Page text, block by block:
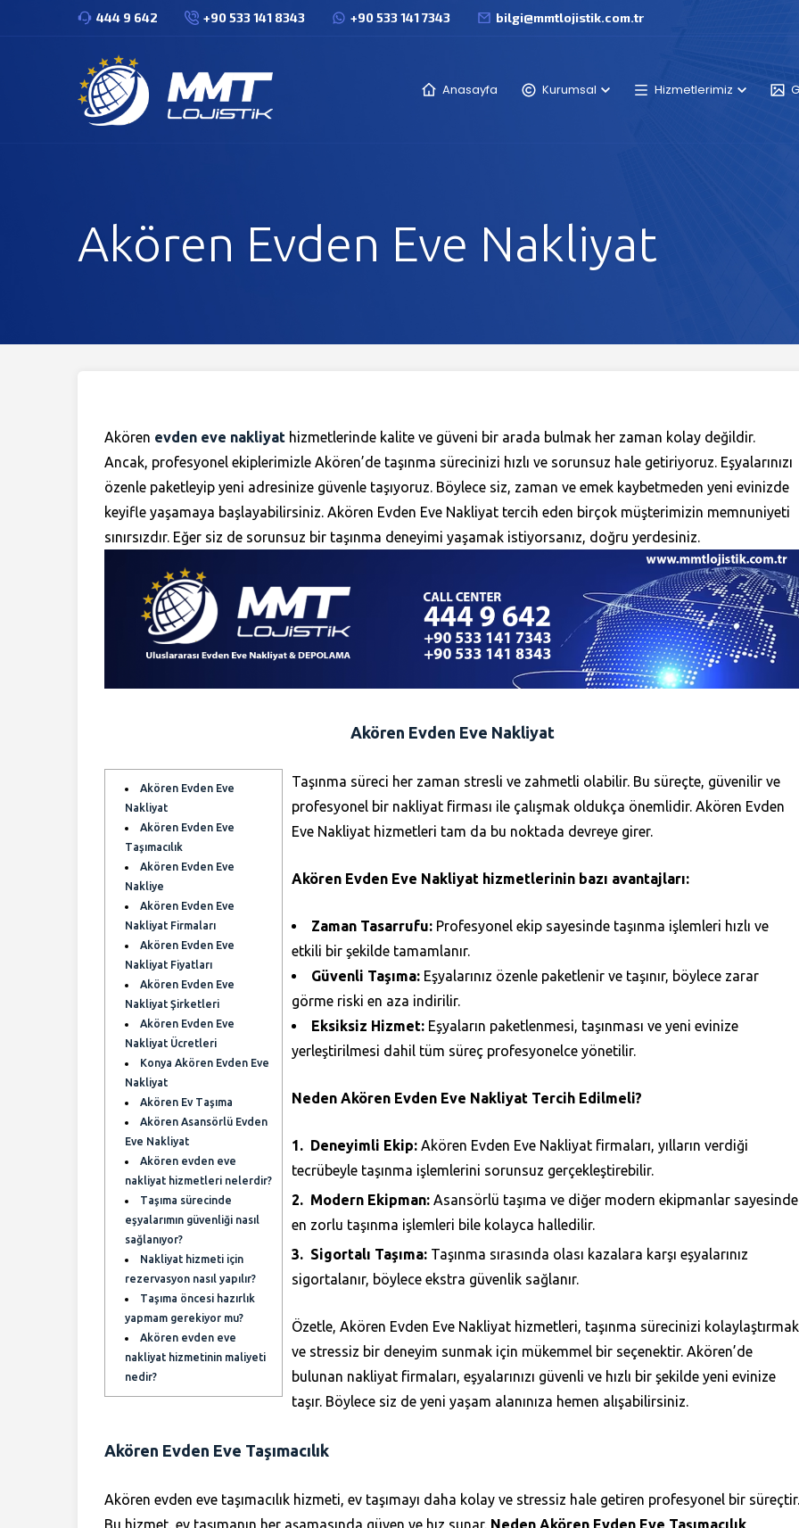
444 9 642 +90 533 141 8343 +90 533 141 7343 bilgi@mmtlojistik.com.tr
Anasayfa Kurumsal Hizmetlerimiz
Akören Evden Eve Nakliyat
Akören evden eve nakliyat hizmetlerinde kalite ve güveni bir arada bulmak her zaman kolay değildir.
Ancak, profesyonel ekiplerimizle Akören’de taşınma sürecinizi hızlı ve sorunsuz hale getiriyoruz. Eşyalarınızı
özenle paketleyip yeni adresinize güvenle taşıyoruz. Böylece siz, zaman ve emek kaybetmeden yeni evinizde
keyifle yaşamaya başlayabilirsiniz. Akören Evden Eve Nakliyat tercih eden birçok müşterimizin memnuniyeti
sınırsızdır. Eğer siz de sorunsuz bir taşınma deneyimi yaşamak istiyorsanız, doğru yerdesiniz.
Akören Evden Eve Nakliyat
Akören Evden Eve
Nakliyat
Akören Evden Eve
Taşımacılık
Akören Evden Eve
Nakliye
Akören Evden Eve
Nakliyat Firmaları
Akören Evden Eve
Nakliyat Fiyatları
Akören Evden Eve
Nakliyat Şirketleri
Akören Evden Eve
Nakliyat Ücretleri
Konya Akören Evden Eve
Nakliyat
Akören Ev Taşıma
Akören Asansörlü Evden
Eve Nakliyat
Akören evden eve
nakliyat hizmetleri nelerdir?
Taşıma sürecinde
eşyalarımın güvenliği nasıl
sağlanıyor?
Nakliyat hizmeti için
rezervasyon nasıl yapılır?
Taşıma öncesi hazırlık
yapmam gerekiyor mu?
Akören evden eve
nakliyat hizmetinin maliyeti
nedir?
Taşınma süreci her zaman stresli ve zahmetli olabilir. Bu süreçte, güvenilir ve
profesyonel bir nakliyat firması ile çalışmak oldukça önemlidir. Akören Evden
Eve Nakliyat hizmetleri tam da bu noktada devreye girer.
Akören Evden Eve Nakliyat hizmetlerinin bazı avantajları:
Zaman Tasarrufu: Profesyonel ekip sayesinde taşınma işlemleri hızlı ve
etkili bir şekilde tamamlanır.
Güvenli Taşıma: Eşyalarınız özenle paketlenir ve taşınır, böylece zarar
görme riski en aza indirilir.
Eksiksiz Hizmet: Eşyaların paketlenmesi, taşınması ve yeni evinize
yerleştirilmesi dahil tüm süreç profesyonelce yönetilir.
Neden Akören Evden Eve Nakliyat Tercih Edilmeli?
Deneyimli Ekip: Akören Evden Eve Nakliyat firmaları, yılların verdiği
tecrübeyle taşınma işlemlerini sorunsuz gerçekleştirebilir.
Modern Ekipman: Asansörlü taşıma ve diğer modern ekipmanlar sayesinde
en zorlu taşınma işlemleri bile kolayca halledilir.
Sigortalı Taşıma: Taşınma sırasında olası kazalara karşı eşyalarınız
sigortalanır, böylece ekstra güvenlik sağlanır.
Özetle, Akören Evden Eve Nakliyat hizmetleri, taşınma sürecinizi kolaylaştırmak
ve stressiz bir deneyim sunmak için mükemmel bir seçenektir. Akören’de
bulunan nakliyat firmaları, eşyalarınızı güvenli ve hızlı bir şekilde yeni evinize
taşır. Böylece siz de yeni yaşam alanınıza hemen alışabilirsiniz.
Akören Evden Eve Taşımacılık
Akören evden eve taşımacılık hizmeti, ev taşımayı daha kolay ve stressiz hale getiren profesyonel bir süreçtir.
Bu hizmet, ev taşımanın her aşamasında güven ve hız sunar. Neden Akören Evden Eve Taşımacılık